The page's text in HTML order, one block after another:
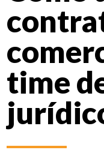
time